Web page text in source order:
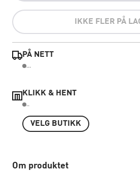
IKKE FLER PÅ
PÅ NETT
...
KLIKK & HENT
..
VELG BUTIKK
Om produktet